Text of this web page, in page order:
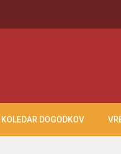
KOLEDAR DOGODKOV